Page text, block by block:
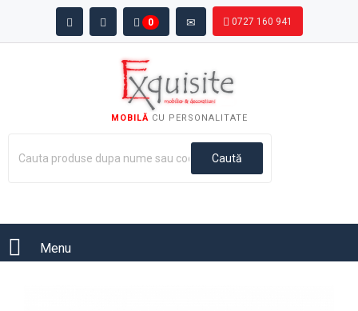
0 0727 160 941
MOBILĂCU PERSONALITATE
Menu